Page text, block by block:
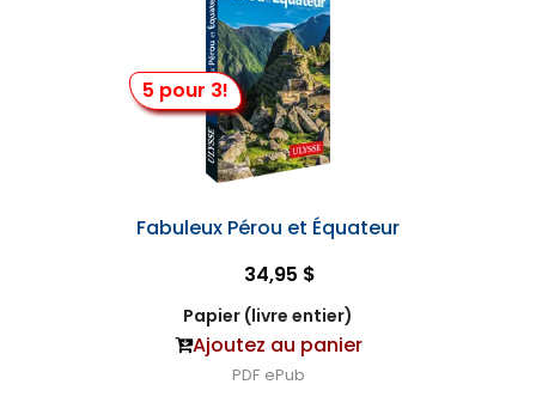
5 pour 3!
Fabuleux Pérou et Équateur
34,95 $
Papier (livre entier)
Ajoutez au panier
PDF ePub